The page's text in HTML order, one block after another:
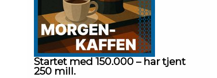
Startet med 150.000 – har tjent
250 mill.